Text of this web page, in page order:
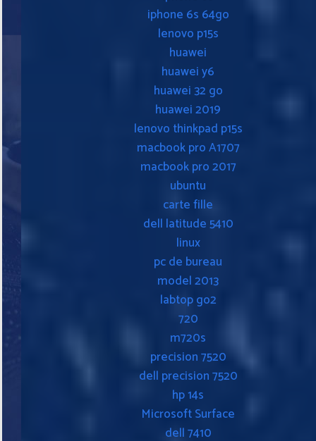
iphone 6s 64go
lenovo p15s
huawei
huawei y6
huawei 32 go
huawei 2019
lenovo thinkpad p15s
macbook pro A1707
macbook pro 2017
ubuntu
carte fille
dell latitude 5410
linux
pc de bureau
model 2013
labtop go2
720
m720s
precision 7520
dell precision 7520
hp 14s
Microsoft Surface
dell 7410